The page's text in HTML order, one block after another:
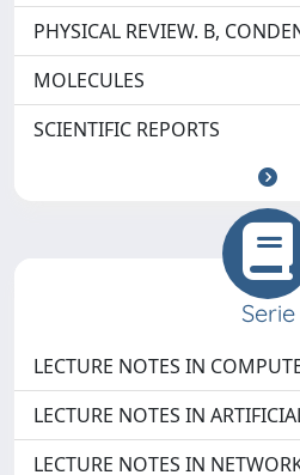
PHYSICAL REVIEW. B,
MOLECULES
SCIENTIFIC REPORTS
Serie
LECTURE NOTES IN
LECTURE NOTES IN
LECTURE NOTES IN